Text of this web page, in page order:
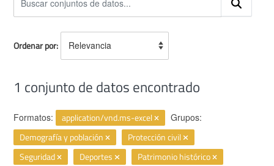
Ordenar por
1 conjunto de datos encontrado
Formatos: application/vnd.ms-excel Grupos:
Demografía y población
Protección civil
Seguridad
Deportes
Patrimonio histórico